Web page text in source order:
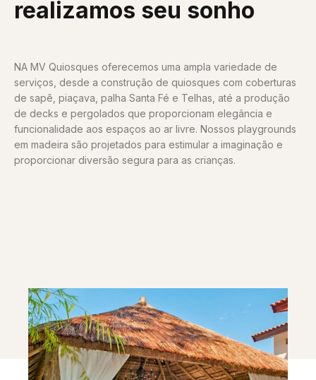
realizamos seu sonho
NA MV Quiosques oferecemos uma ampla variedade de
serviços, desde a construção de quiosques com coberturas
de sapê, piaçava, palha Santa Fé e Telhas, até a produção
de decks e pergolados que proporcionam elegância e
funcionalidade aos espaços ao ar livre. Nossos playgrounds
em madeira são projetados para estimular a imaginação e
proporcionar diversão segura para as crianças.